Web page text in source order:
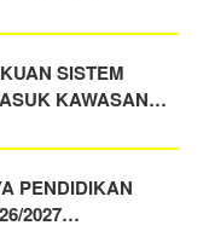
SISTEM
KAWASAN…
PENDIDIKAN
2027…